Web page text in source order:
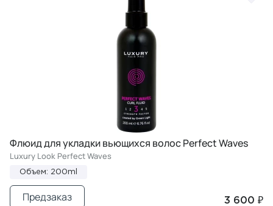
Флюид для укладки вьющихся волос Perfect Waves
Luxury Look Perfect Waves
Объем: 200ml
3 600 ₽
Предзаказ